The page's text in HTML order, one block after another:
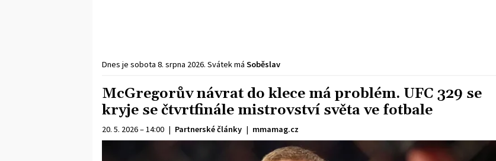
Dnes je sobota 8. srpna 2026. Svátek má Soběslav
McGregorův návrat do klece má problém. UFC 329 se
kryje se čtvrtfinále mistrovství světa ve fotbale
20. 5. 2026 – 14:00 | Partnerské články | mmamag.cz